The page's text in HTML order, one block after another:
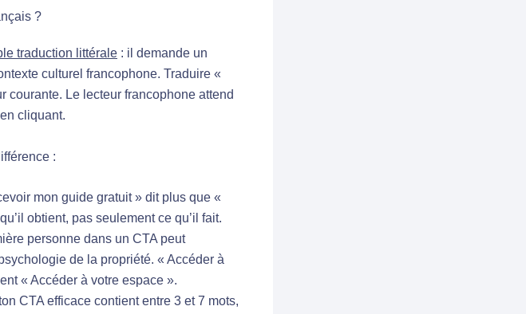
?
traduction littérale : il demande un
culturel francophone. Traduire «
courante. Le lecteur francophone attend
cliquant.
:
mon guide gratuit » dit plus que «
obtient, pas seulement ce qu’il fait.
personne dans un CTA peut
de la propriété. « Accéder à
« Accéder à votre espace ».
CTA efficace contient entre 3 et 7 mots,